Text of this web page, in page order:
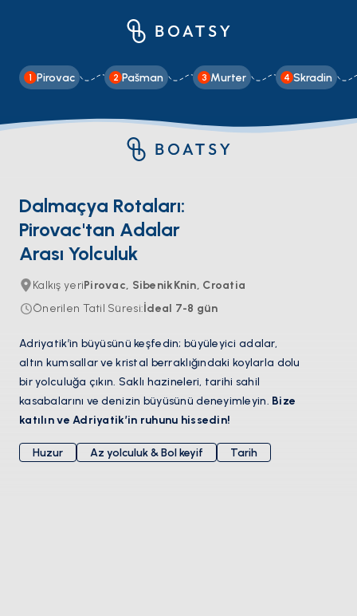
1 Pirovac 2 Pašman 3 Murter 4 Skradin
Dalmaçya Rotaları:
Pirovac'tan Adalar
Arası Yolculuk
Kalkış yeriPirovac, SibenikKnin, Croatia
Önerilen Tatil Süresi:İdeal 7-8 gün
Adriyatik’in büyüsünü keşfedin; büyüleyici adalar,
altın kumsallar ve kristal berraklığındaki koylarla dolu
bir yolculuğa çıkın. Saklı hazineleri, tarihi sahil
kasabalarını ve denizin büyüsünü deneyimleyin. Bize
katılın ve Adriyatik’in ruhunu hissedin!
Huzur Az yolculuk & Bol keyif Tarih